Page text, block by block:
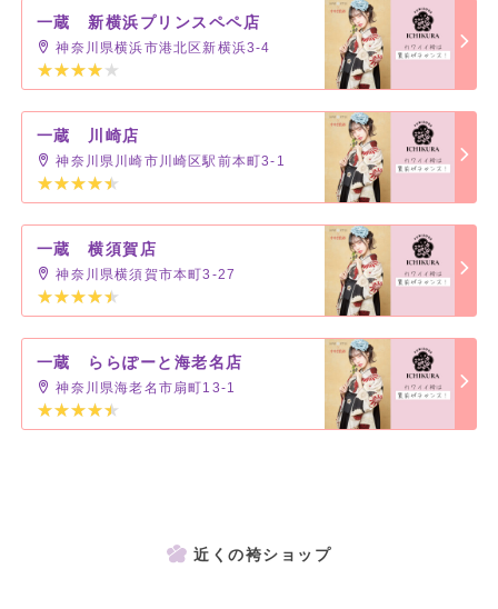
一蔵 新横浜プリンスペペ店
神奈川県横浜市港北区新横浜3-4
一蔵 川崎店
神奈川県川崎市川崎区駅前本町3-1
一蔵 横須賀店
神奈川県横須賀市本町3-27
一蔵 ららぽーと海老名店
神奈川県海老名市扇町13-1
近くの袴ショップ